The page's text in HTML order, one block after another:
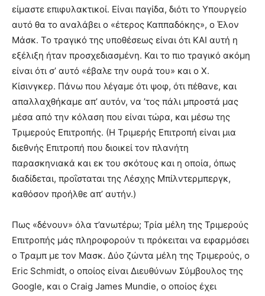
είμαστε επιφυλακτικοί. Είναι παγίδα, διότι το Υπουργείο
αυτό θα το αναλάβει ο «έτερος Καππαδόκης», ο Έλον
Μάσκ. Το τραγικό της υποθέσεως είναι ότι ΚΑΙ αυτή η
εξέλιξη ήταν προσχεδιασμένη. Και το πιο τραγικό ακόμη
είναι ότι σ’ αυτό «έβαλε την ουρά του» και ο Χ.
Κίσινγκερ. Πάνω που λέγαμε ότι ψοφ, ότι πέθανε, και
απαλλαχθήκαμε απ’ αυτόν, να ’τος πάλι μπροστά μας
μέσα από την κόλαση που είναι τώρα, και μέσω της
Τριμερούς Επιτροπής. (Η Τριμερής Επιτροπή είναι μια
διεθνής Επιτροπή που διοικεί τον πλανήτη
παρασκηνιακά και εκ του σκότους και η οποία, όπως
διαδίδεται, προΐσταται της Λέσχης Μπίλντερμπεργκ,
καθόσον προήλθε απ’ αυτήν.)
Πως «δένουν» όλα τ’ανωτέρω; Τρία μέλη της Τριμερούς
Επιτροπής μάς πληροφορούν τι πρόκειται να εφαρμόσει
ο Τραμπ με τον Μασκ. Δύο ζώντα μέλη της Τριμερούς, o
Eric Schmidt, ο οποίος είναι Διευθύνων Σύμβουλος της
Google, και o Craig James Mundie, ο οποίος έχει